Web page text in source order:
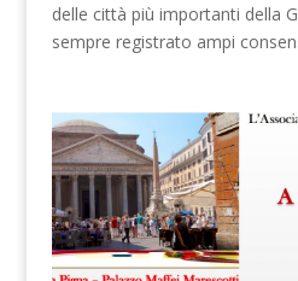
delle città più importanti della
sempre registrato ampi